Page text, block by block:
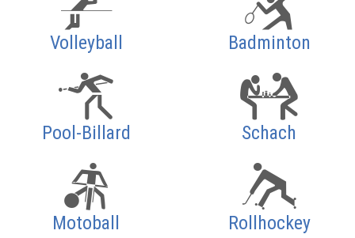
Volleyball Badminton
Pool-Billard Schach
Motoball Rollhockey